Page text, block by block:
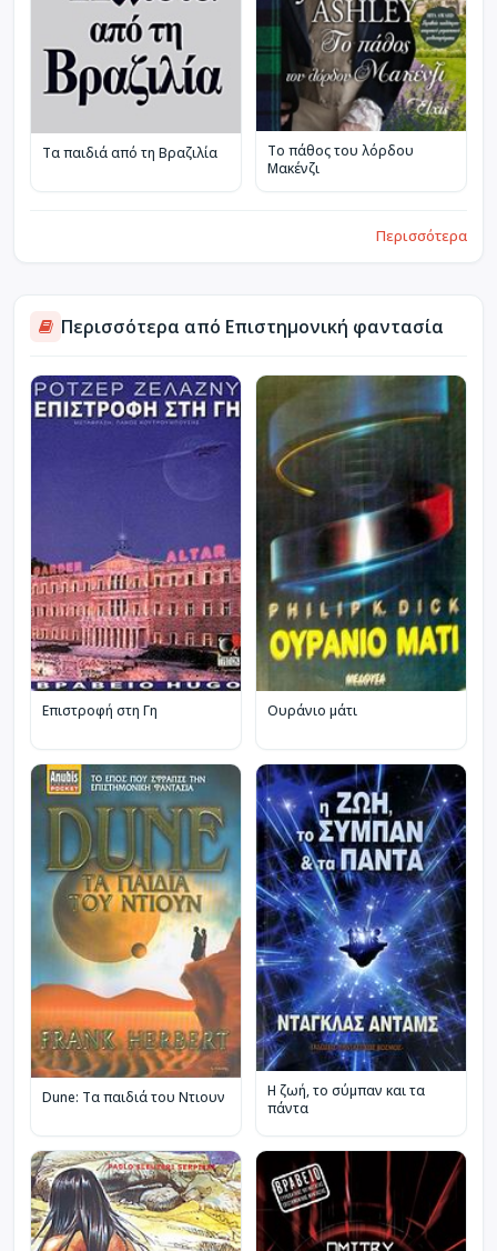
Τα παιδιά από τη Βραζιλία
Το πάθος του λόρδου
Μακένζι
Περισσότερα
Περισσότερα από Επιστημονική φαντασία
Επιστροφή στη Γη Ουράνιο μάτι
Dune: Τα παιδιά του Ντιουν
Η ζωή, το σύμπαν και τα
πάντα